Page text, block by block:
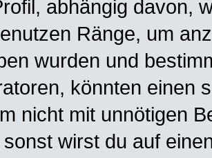
abhängig davon,
Ränge, um
wurden und
könnten einen
nicht mit unnötigen
wirst du auf